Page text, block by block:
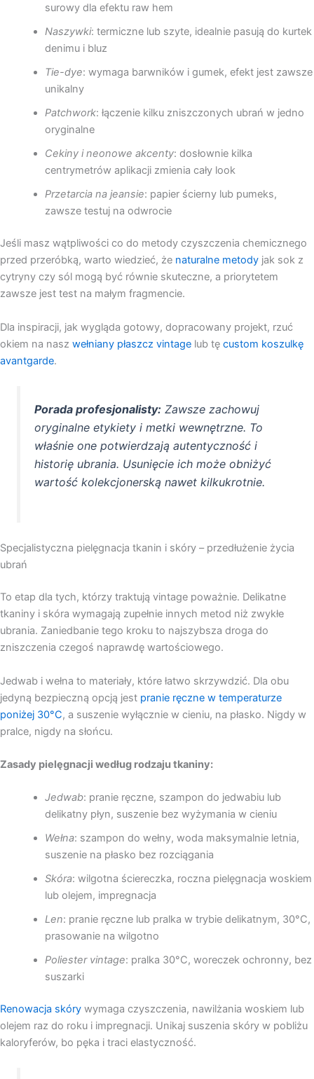
surowy dla efektu raw hem
Naszywki: termiczne lub szyte, idealnie pasują do kurtek
denimu i bluz
Tie-dye: wymaga barwników i gumek, efekt jest zawsze
unikalny
Patchwork: łączenie kilku zniszczonych ubrań w jedno
oryginalne
Cekiny i neonowe akcenty: dosłownie kilka
centrymetrów aplikacji zmienia cały look
Przetarcia na jeansie: papier ścierny lub pumeks,
zawsze testuj na odwrocie
Jeśli masz wątpliwości co do metody czyszczenia chemicznego
przed przeróbką, warto wiedzieć, że naturalne metody jak sok z
cytryny czy sól mogą być równie skuteczne, a priorytetem
zawsze jest test na małym fragmencie.
Dla inspiracji, jak wygląda gotowy, dopracowany projekt, rzuć
okiem na nasz wełniany płaszcz vintage lub tę custom koszulkę
avantgarde.
Porada profesjonalisty: Zawsze zachowuj
oryginalne etykiety i metki wewnętrzne. To
właśnie one potwierdzają autentyczność i
historię ubrania. Usunięcie ich może obniżyć
wartość kolekcjonerską nawet kilkukrotnie.
Specjalistyczna pielęgnacja tkanin i skóry – przedłużenie życia
ubrań
To etap dla tych, którzy traktują vintage poważnie. Delikatne
tkaniny i skóra wymagają zupełnie innych metod niż zwykłe
ubrania. Zaniedbanie tego kroku to najszybsza droga do
zniszczenia czegoś naprawdę wartościowego.
Jedwab i wełna to materiały, które łatwo skrzywdzić. Dla obu
jedyną bezpieczną opcją jest pranie ręczne w temperaturze
poniżej 30°C, a suszenie wyłącznie w cieniu, na płasko. Nigdy w
pralce, nigdy na słońcu.
Zasady pielęgnacji według rodzaju tkaniny:
Jedwab: pranie ręczne, szampon do jedwabiu lub
delikatny płyn, suszenie bez wyżymania w cieniu
Wełna: szampon do wełny, woda maksymalnie letnia,
suszenie na płasko bez rozciągania
Skóra: wilgotna ściereczka, roczna pielęgnacja woskiem
lub olejem, impregnacja
Len: pranie ręczne lub pralka w trybie delikatnym, 30°C,
prasowanie na wilgotno
Poliester vintage: pralka 30°C, woreczek ochronny, bez
suszarki
Renowacja skóry wymaga czyszczenia, nawilżania woskiem lub
olejem raz do roku i impregnacji. Unikaj suszenia skóry w pobliżu
kaloryferów, bo pęka i traci elastyczność.